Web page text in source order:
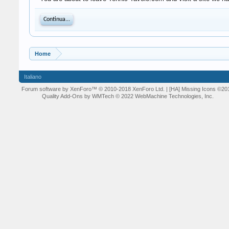
Continua...
Home
Italiano
Forum software by XenForo™ © 2010-2018 XenForo Ltd. | [HA] Missing Icons
Quality Add-Ons by WMTech © 2022 WebMachine Technologies, Inc.